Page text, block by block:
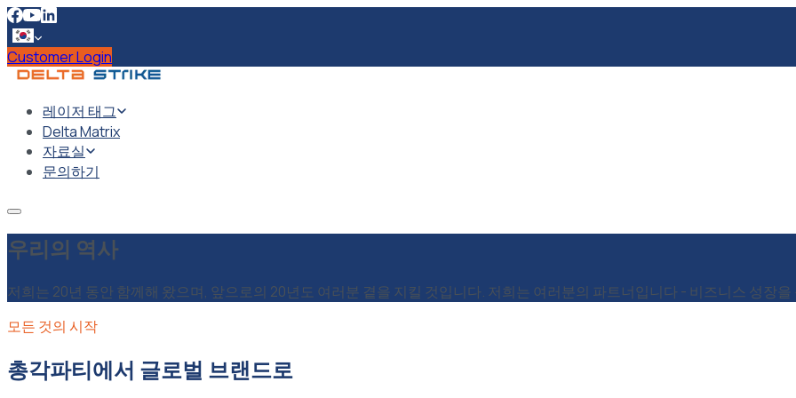
Customer Login
레이저 태그
Delta Matrix
자료실
문의하기
우리의 역사
저희는 20년 동안 함께해 왔으며, 앞으로의 20년도 여러분 곁을 지킬 것입니다. 저희는 여러분의 파트너입니다 - 비즈니스 성장
모든 것의 시작
총각파티에서 글로벌 브랜드로